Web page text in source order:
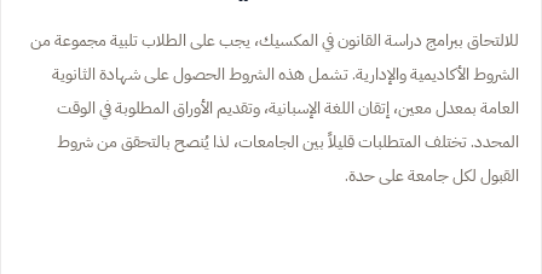
للالتحاق ببرامج دراسة القانون في المكسيك، يجب على الطلاب تلبية مجموعة من
الشروط الأكاديمية والإدارية. تشمل هذه الشروط الحصول على شهادة الثانوية
العامة بمعدل معين، إتقان اللغة الإسبانية، وتقديم الأوراق المطلوبة في الوقت
المحدد. تختلف المتطلبات قليلاً بين الجامعات، لذا يُنصح بالتحقق من شروط
القبول لكل جامعة على حدة.